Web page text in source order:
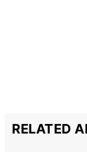
RELATED